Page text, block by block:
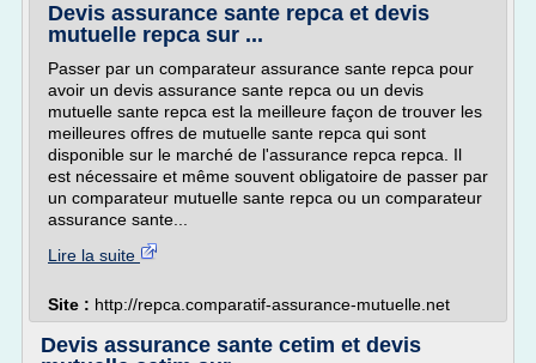
Devis assurance sante repca et devis
mutuelle repca sur ...
Passer par un comparateur assurance sante repca pour
avoir un devis assurance sante repca ou un devis
mutuelle sante repca est la meilleure façon de trouver les
meilleures offres de mutuelle sante repca qui sont
disponible sur le marché de l'assurance repca repca. Il
est nécessaire et même souvent obligatoire de passer par
un comparateur mutuelle sante repca ou un comparateur
assurance sante...
Lire la suite
Site : http://repca.comparatif-assurance-mutuelle.net
Devis assurance sante cetim et devis